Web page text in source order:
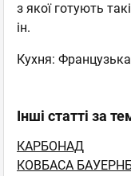
з якої готують
ін.
Кухня: Французька
Інші статті за
КАРБОНАД
КОВБАСА